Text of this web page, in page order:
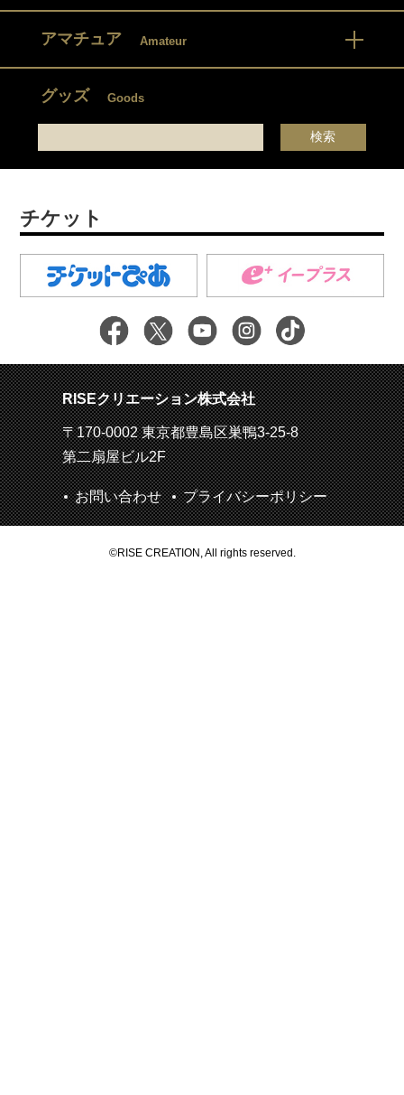
アマチュア Amateur
グッズ Goods
チケット
RISEクリエーション株式会社
〒170-0002 東京都豊島区巣鴨3-25-8
第二扇屋ビル2F
お問い合わせ プライバシーポリシー
©RISE CREATION, All rights reserved.